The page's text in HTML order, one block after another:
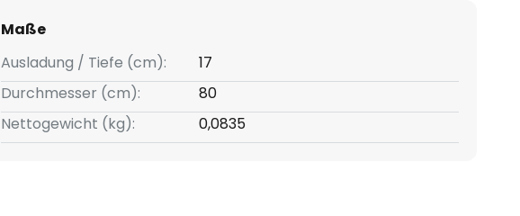
Maße
Ausladung / Tiefe (cm):
17
Durchmesser (cm):
80
Nettogewicht (kg):
0,0835